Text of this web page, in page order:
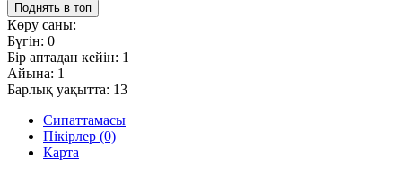
Поднять в топ
Көру саны:
Бүгін: 0
Бір аптадан кейін: 1
Айына: 1
Барлық уақытта: 13
Сипаттамасы
Пікірлер (0)
Карта